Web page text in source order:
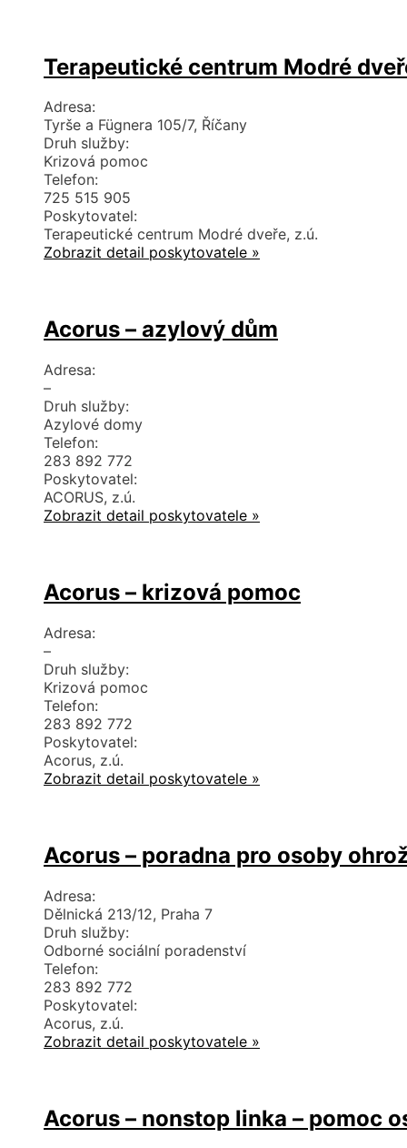
Terapeutické centrum Modré
Adresa:
Tyrše a Fügnera 105/7, Říčany
Druh služby:
Krizová pomoc
Telefon:
725 515 905
Poskytovatel:
Terapeutické centrum Modré dveře, z.ú.
Zobrazit detail poskytovatele »
Acorus – azylový dům
Adresa:
–
Druh služby:
Azylové domy
Telefon:
283 892 772
Poskytovatel:
ACORUS, z.ú.
Zobrazit detail poskytovatele »
Acorus – krizová pomoc
Adresa:
–
Druh služby:
Krizová pomoc
Telefon:
283 892 772
Poskytovatel:
Acorus, z.ú.
Zobrazit detail poskytovatele »
Acorus – poradna pro osoby
Adresa:
Dělnická 213/12, Praha 7
Druh služby:
Odborné sociální poradenství
Telefon:
283 892 772
Poskytovatel:
Acorus, z.ú.
Zobrazit detail poskytovatele »
Acorus – nonstop linka – pomoc